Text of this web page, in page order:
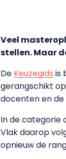
Veel
stellen. Maar
De Keuzegids is
gerangschikt
docenten en de
In de categorie
Vlak daarop
opnieuw de